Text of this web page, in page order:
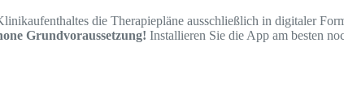
die Therapiepläne ausschließlich in digitaler
Grundvoraussetzung! Installieren Sie die App am besten